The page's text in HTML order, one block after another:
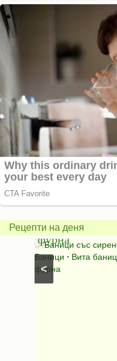
Рецепти на деня
<
Вита
баница
в
халогенна
фурна
Баници със
Баници ⋅ Вита
фурна